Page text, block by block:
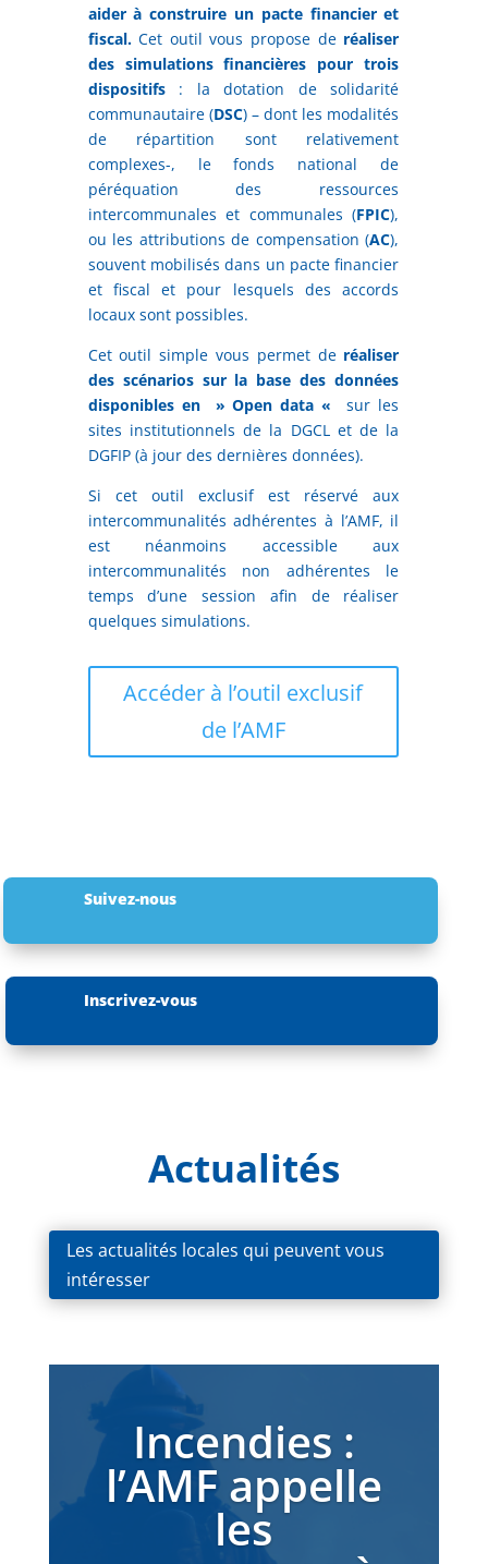
aider à construire un pacte financier et
fiscal.Cet outil vous propose de réaliser
des simulations financières pour trois
dispositifs: la dotation de solidarité
communautaire (DSC) – dont les modalités
de répartition sont relativement
complexes-, le fonds national de
péréquation des ressources
intercommunales et communales (FPIC),
ou les attributions de compensation (AC),
souvent mobilisés dans un pacte financier
et fiscal et pour lesquels des accords
locaux sont possibles.
Cet outil simple vous permet deréaliser
des scénarios sur la base des données
disponibles en » Open data «
sur les
sites institutionnels de la DGCL et de la
DGFIP (à jour des dernières données).
Si cet outil exclusif est réservé aux
intercommunalités adhérentes à l’AMF, il
est néanmoins accessible aux
intercommunalités non adhérentes le
temps d’une session afin de réaliser
quelques simulations.
Accéder à l’outil exclusif
de l’AMF
Suivez-nous
Inscrivez-vous
Actualités
Les actualités locales qui peuvent vous
intéresser
Incendies :
l’AMF appelle
les